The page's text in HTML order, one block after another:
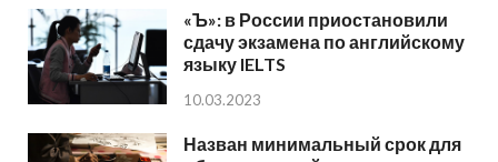
«Ъ»: в России приостановили
сдачу экзамена по английскому
языку IELTS
10.03.2023
Назван минимальный срок для